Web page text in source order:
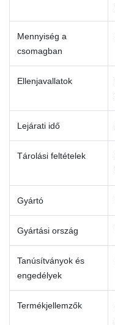
Mennyiség a
csomagban
Ellenjavallatok
Lejárati idő
Tárolási feltételek
Gyártó
Gyártási ország
Tanúsítványok és
engedélyek
Termékjellemzők